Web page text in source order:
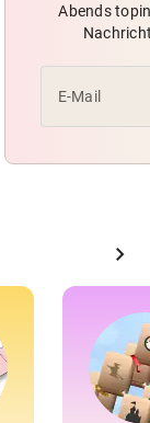
Abends
E-Mail
chevron_right